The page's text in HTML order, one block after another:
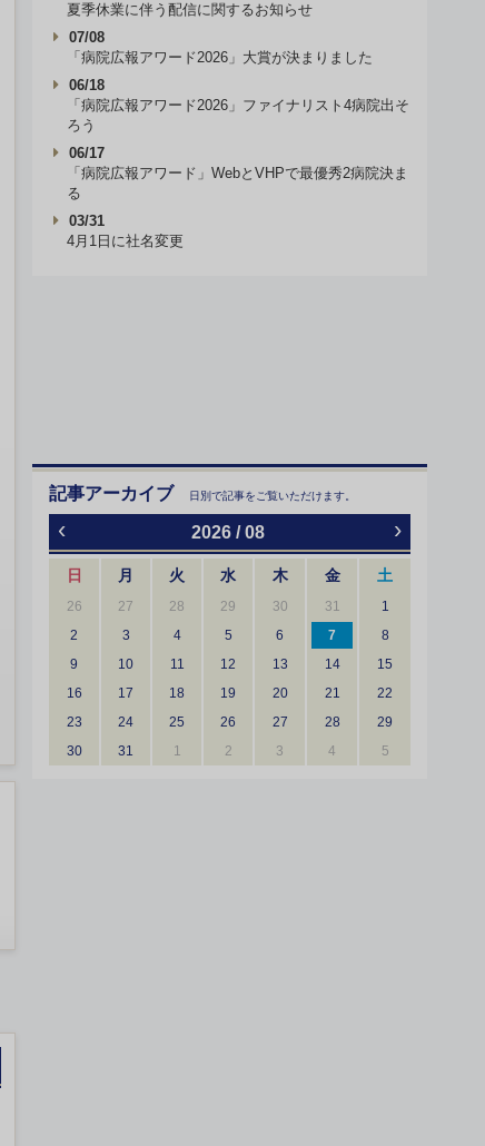
夏季休業に伴う配信に関するお知らせ
07/08
「病院広報アワード2026」大賞が決まりました
06/18
「病院広報アワード2026」ファイナリスト4病院出そ
ろう
06/17
「病院広報アワード」WebとVHPで最優秀2病院決ま
る
03/31
4月1日に社名変更
記事アーカイブ 日別で記事をご覧いただけます。
‹ 2026 / 08 ›
日 月 火 水 木 金 土
26 27 28 29 30 31
1
2
3 4 5 6 7
8
9
10 11 12 13 14
15
16
17 18 19 20 21
22
23
24 25 26 27 28
29
30
31 1 2 3 4 5